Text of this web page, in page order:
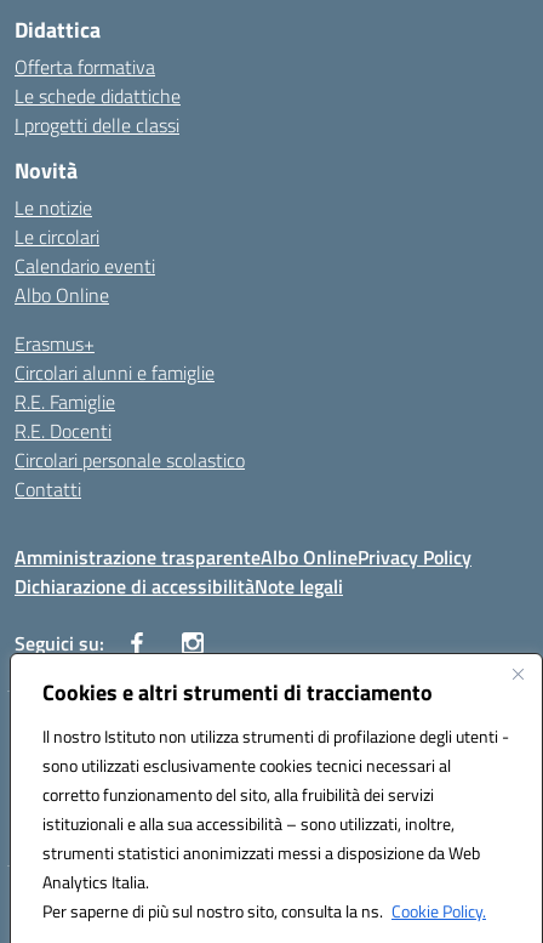
Cookies e altri strumenti di tracciamento
Il nostro Istituto non utilizza strumenti di profilazione degli utenti -
sono utilizzati esclusivamente cookies tecnici necessari al
corretto funzionamento del sito, alla fruibilità dei servizi
istituzionali e alla sua accessibilità – sono utilizzati, inoltre,
strumenti statistici anonimizzati messi a disposizione da Web
Analytics Italia.
Per saperne di più sul nostro sito, consulta la ns. Cookie Policy.
Didattica
Offerta formativa
Le schede didattiche
I progetti delle classi
Novità
Le notizie
Le circolari
Calendario eventi
Albo Online
Erasmus+
Circolari alunni e famiglie
R.E. Famiglie
R.E. Docenti
Circolari personale scolastico
Contatti
Amministrazione trasparenteAlbo OnlinePrivacy Policy
Dichiarazione di accessibilitàNote legali
Seguici su:
VIALE ITALIA , 13 91011 ALCAMO (TP)
Codice univoco ufficio: UF3YCL
Mail: TPIC81100Q@istruzione.it | PEC: TPIC81100Q@pec.istruzione.it
Codice meccanografico: TPIC81100Q | Codice fiscale: 80004560811
Hosting & Powered by 3D Solution S.r.l.
Concept & Design by Designers Italia